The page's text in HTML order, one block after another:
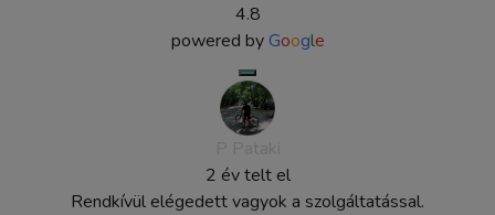
4.8
powered by Google
2 év telt el
Rendkívül elégedett vagyok a szolgáltatással.